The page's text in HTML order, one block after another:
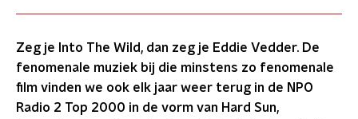
Zeg je Into The Wild, dan zeg je Eddie Vedder. De
fenomenale muziek bij die minstens zo fenomenale
film vinden we ook elk jaar weer terug in de NPO
Radio 2 Top 2000 in de vorm van Hard Sun,